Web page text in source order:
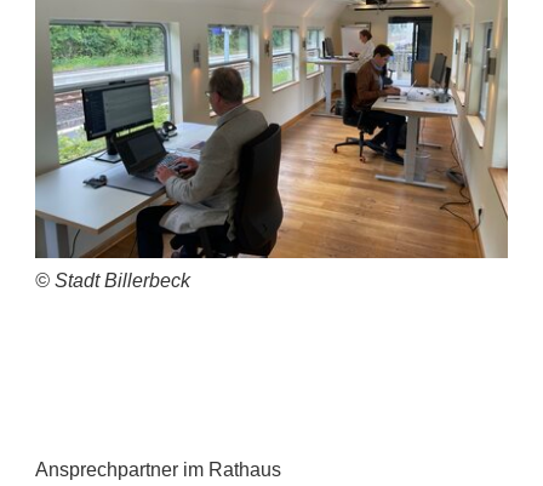
© Stadt Billerbeck
Ansprechpartner im Rathaus